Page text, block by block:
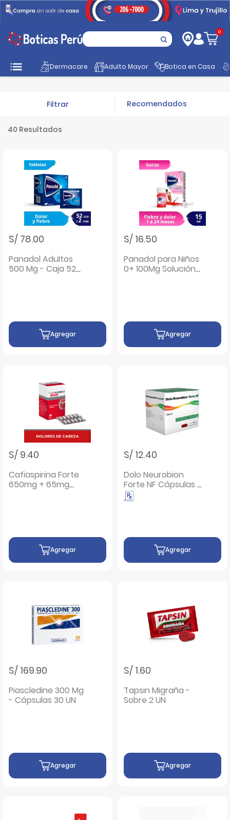
0
Dermacare Adulto Mayor Botica en Casa
Inicio Botica en Casa Analgésicos Medicamentos
40 Resultados
Filtrar
S/ 78.00
Panadol Adultos
500 Mg - Caja 52
Agregar
S/ 16.50
Panadol para Niños
0+ 100Mg Solución
Agregar
S/ 9.40
Cafiaspirina Forte
650mg + 65mg
Agregar
S/ 12.40
Dolo Neurobion
Forte NF Cápsulas -
Blíster 4 UN
Agregar
S/ 169.90
Piascledine 300 Mg
- Cápsulas 30 UN
Agregar
S/ 1.60
Tapsin Migraña -
Sobre 2 UN
Agregar